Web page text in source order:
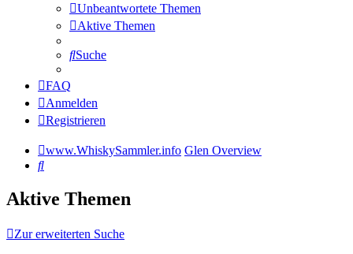
Unbeantwortete Themen
Aktive Themen
Suche
FAQ
Anmelden
Registrieren
www.WhiskySammler.info Glen Overview
Suche
Aktive Themen
Zur erweiterten Suche